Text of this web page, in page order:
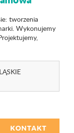
tworzenia
Wykonujemy
KONTAKT